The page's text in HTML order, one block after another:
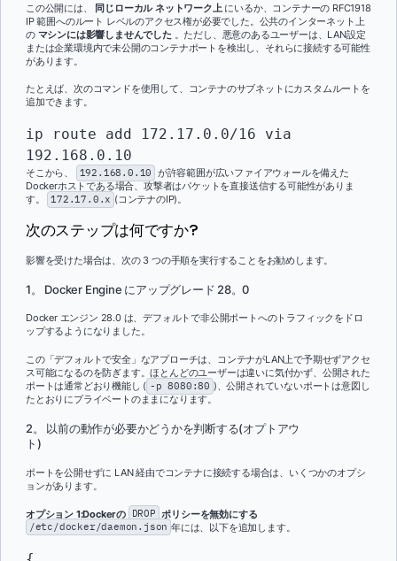
この公開には、 同じローカル ネットワーク上 にいるか、コンテナーの RFC1918
IP 範囲へのルート レベルのアクセス権が必要でした。公共のインターネット上
の マシンには影響しませんでした 。ただし、悪意のあるユーザーは、LAN設定
または企業環境内で未公開のコンテナポートを検出し、それらに接続する可能性
があります。
たとえば、次のコマンドを使用して、コンテナのサブネットにカスタムルートを
追加できます。
ip route add 172.17.0.0/16 via
192.168.0.10
そこから、 192.168.0.10 が許容範囲が広いファイアウォールを備えた
Dockerホストである場合、攻撃者はパケットを直接送信する可能性がありま
す。
172.17.0.x (コンテナのIP)。
次のステップは何ですか?
影響を受けた場合は、次の 3 つの手順を実行することをお勧めします。
1。 Docker Engine にアップグレード 28。0
Docker エンジン 28.0 は、デフォルトで非公開ポートへのトラフィックをドロ
ップするようになりました。
この「デフォルトで安全」なアプローチは、コンテナがLAN上で予期せずアクセ
ス可能になるのを防ぎます。ほとんどのユーザーは違いに気付かず、公開された
ポートは通常どおり機能し ( -p 8080:80 )、公開されていないポートは意図し
たとおりにプライベートのままになります。
2。 以前の動作が必要かどうかを判断する(オプトアウ
ト)
ポートを公開せずに LAN 経由でコンテナに接続する場合は、いくつかのオプシ
ョンがあります。
オプション 1:Dockerの DROP ポリシーを無効にする
/etc/docker/daemon.json 年には、以下を追加します。